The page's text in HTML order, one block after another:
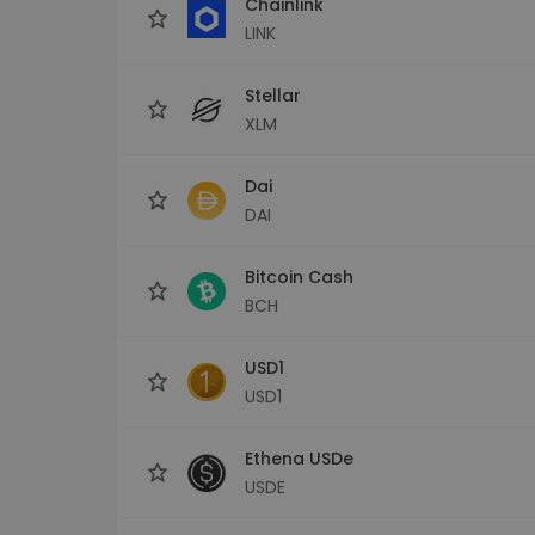
LINK
Stellar
XLM
Dai
DAI
Bitcoin Cash
BCH
USD1
USD1
Ethena USDe
USDE